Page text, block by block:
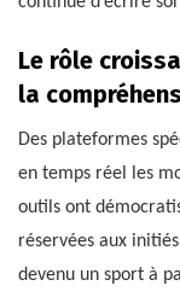
Le rôle
la
Des plateformes
en temps réel les
outils ont
réservées aux
devenu un sport à